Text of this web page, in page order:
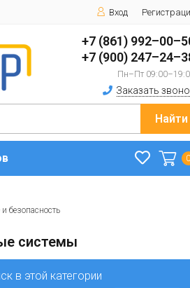
Вход
+7 (861)
+7 (900)
Пн–Пт
Заказать
Найти
безопасность
системы
в этой категории